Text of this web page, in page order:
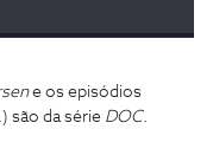
e os episódios
são da série DOC.